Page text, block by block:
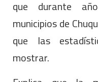
que durante
municipios de
que las
mostrar.